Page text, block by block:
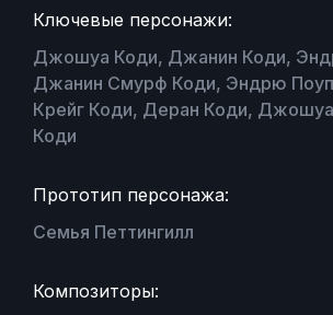
Ключевые персонажи:
Джошуа Коди, Джанин Коди,
Джанин Смурф Коди, Эндрю
Крейг Коди, Деран Коди,
Коди
Прототип персонажа:
Семья Петтингилл
Композиторы: